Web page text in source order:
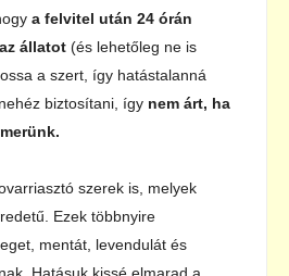
a felvitel után 24 órán
állatot (és lehetőleg ne is
a szert, így hatástalanná
biztosítani, így nem árt, ha
szerek is, melyek
Ezek többnyire
mentát, levendulát és
Hatásuk kissé elmarad a